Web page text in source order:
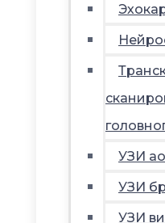
УЗИ
УЗИ
УЗИ